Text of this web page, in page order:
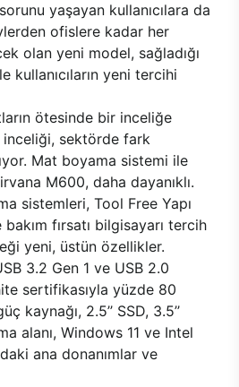
yaşayan kullanıcılara da
ofislere kadar her
olan yeni model, sağladığı
kullanıcıların yeni tercihi
ötesinde bir inceliğe
sektörde fark
Mat boyama sistemi ile
M600, daha dayanıklı.
sistemleri, Tool Free Yapı
fırsatı bilgisayarı tercih
yeni, üstün özellikler.
3.2 Gen 1 ve USB 2.0
sertifikasıyla yüzde 80
kaynağı, 2.5’’ SSD, 3.5’’
alanı, Windows 11 ve Intel
ana donanımlar ve